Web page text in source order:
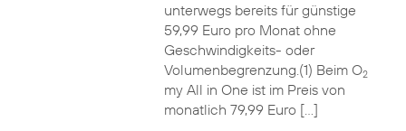
unterwegs bereits für günstige
59,99 Euro pro Monat ohne
Geschwindigkeits- oder
Volumenbegrenzung.(1) Beim O2
my All in One ist im Preis von
monatlich 79,99 Euro […]